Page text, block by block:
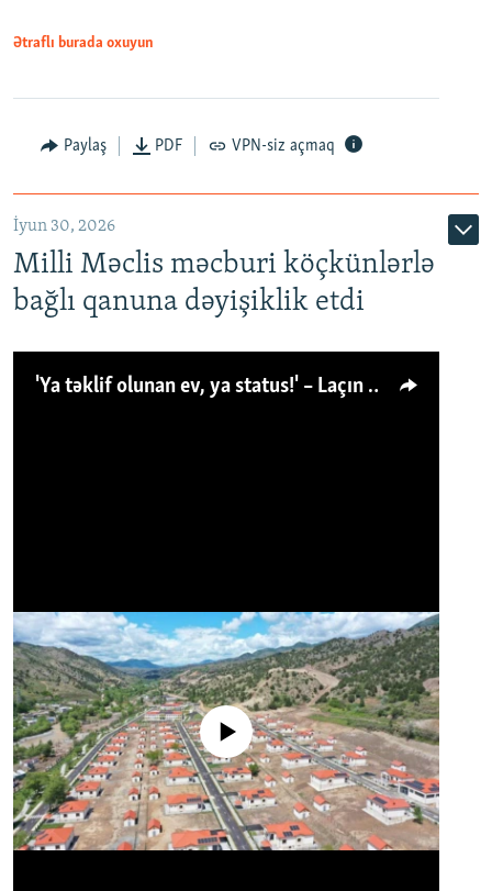
Ətraflı burada oxuyun
Paylaş PDF VPN-siz açmaq
İyun 30, 2026
Milli Məclis məcburi köçkünlərlə
bağlı qanuna dəyişiklik etdi
'Ya təklif olunan ev, ya status!' – Laçın köçkünü: 'Laçından başqa heç hara!'
No media source currently available